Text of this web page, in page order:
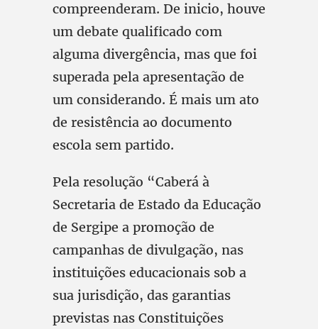
compreenderam. De inicio, houve
um debate qualificado com
alguma divergência, mas que foi
superada pela apresentação de
um considerando. É mais um ato
de resistência ao documento
escola sem partido.
Pela resolução “Caberá à
Secretaria de Estado da Educação
de Sergipe a promoção de
campanhas de divulgação, nas
instituições educacionais sob a
sua jurisdição, das garantias
previstas nas Constituições